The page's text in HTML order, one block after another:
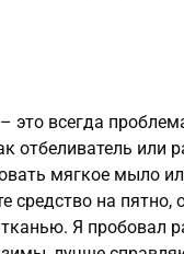
это всегда
отбеливатель или
мягкое мыло
средство на пятно,
Я пробовал